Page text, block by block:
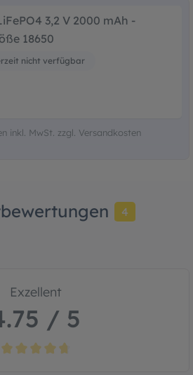
3,2 V 2000 mAh -
18650
nicht verfügbar
inkl. MwSt. zzgl. Versandkosten
4
Exzellent
/ 5